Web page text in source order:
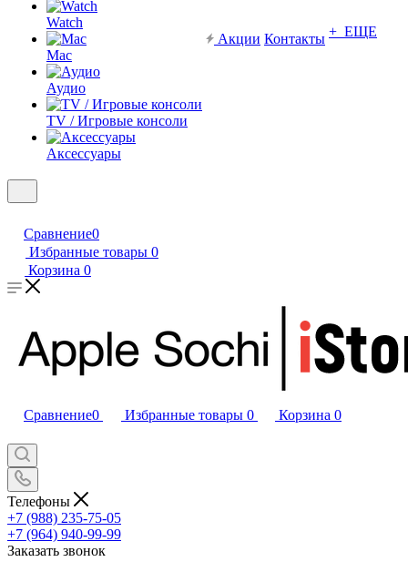
Watch
Mac
Аудио
TV / Игровые консоли
Аксессуары
Акции Контакты + ЕЩЕ
Сравнение0
Избранные товары 0
Корзина 0
Сравнение0 Избранные товары 0 Корзина 0
Телефоны
+7 (988) 235-75-05
+7 (964) 940-99-99
Заказать звонок